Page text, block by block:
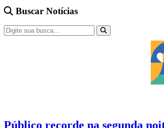
Buscar Notícias
Público recorde na segunda